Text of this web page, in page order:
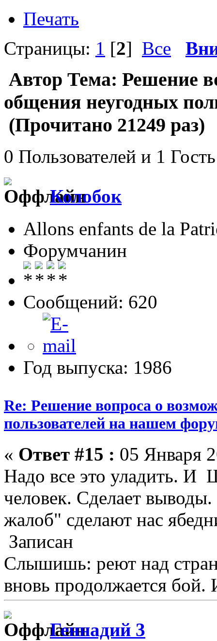
Печать
Страницы: 1 [2] Все
Автор Тема: Решение
общения неугодных
(Прочитано 21249 раз)
0 Пользователей и 1
Колобок
Allons enfants de la
Форумчанин
Сообщений: 620
Год выпуска: 1986
Re: Решение вопроса о
пользователей на нашем
« Ответ #15 : 05 Января
Надо все это уладить. И
человек. Сделает
жалоб" сделают нас
Записан
Слышишь: реют над
вновь продолжается бой.
Геннадий 3